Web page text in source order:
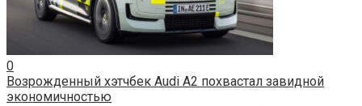
0
Возрожденный хэтчбек Audi A2 похвастал завидной
экономичностью